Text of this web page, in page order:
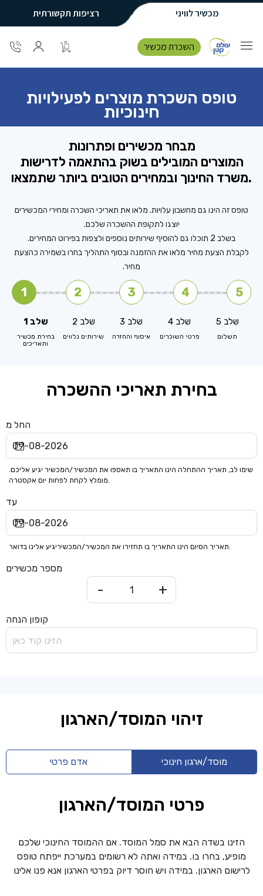
מכשיר לוויני רציפות תקשורתית
השכרת מכשיר
טופס השכרת מוצרים לפעילויות
חינוכיות
מבחר מכשירים ופתרונות
המוצרים המובילים בשוק בהתאמה לדרישות
משרד החינוך ובמחירים הטובים ביותר שתמצאו.
טופס זה הינו גם מחשבון עלויות. מלאו את תאריכי השכרה ומחירי המכשירים
יוצגו לתקופת ההשכרה שלכם.
בשלב 2 תוכלו גם להוסיף שירותים נוספים ולצפות בפירוט המחירים.
לקבלת הצעת מחיר מלאו את ההזמנה ובסוף התהליך בחרו בשמירה כהצעת
מחיר.
1 2 3 4 5
שלב 1
בחירת מכשיר
ותאריכים
שלב 2
שירותים נלווים
שלב 3
איסוף והחזרה
שלב 4
פרטי השוכרים
שלב 5
תשלום
בחירת תאריכי ההשכרה
החל מ
שימו לב, תאריך ההתחלה הינו התאריך בו תאספו את המכשיר/המכשיר יגיע אליכם.
מומלץ לקחת לפחות יום אקסטרה.
עד
תאריך הסיום הינו התאריך בו תחזירו את המכשיר/המכשיריגיע אלינו בדואר.
מספר מכשירים
- +
קופון הנחה
זיהוי המוסד/הארגון
אדם פרטי מוסד/ארגון חינוכי
פרטי המוסד/הארגון
הזינו בשדה הבא את סמל המוסד. אם ההמוסד החינוכי שלכם
מופיע, בחרו בו. במידה ואתה לא רשומים במערכת ייפתח טופס
לרישום הארגון. במידה ויש חוסר דיוק בפרטי הארגון אנא פנו אלינו